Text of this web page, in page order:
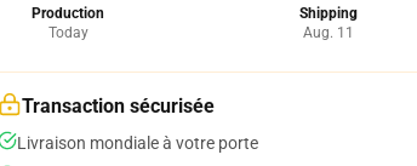
Production
Today
Shipping
Aug. 11
Transaction sécurisée
Livraison mondiale à votre porte